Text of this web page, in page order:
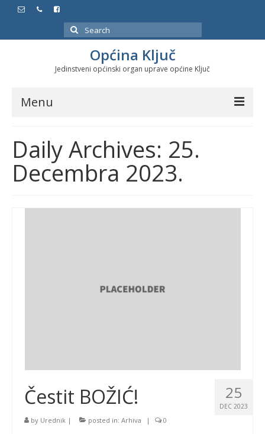
Search
for:
Općina Ključ
Jedinstveni općinski organ uprave općine Ključ
Menu
Službeni glasnici
Javne nabavke
Značajni datumi i manifestacije
Daily Archives: 25.
Decembra 2023.
25
DEC 2023
Čestit BOŽIĆ!
by Urednik | posted in: Arhiva | 0